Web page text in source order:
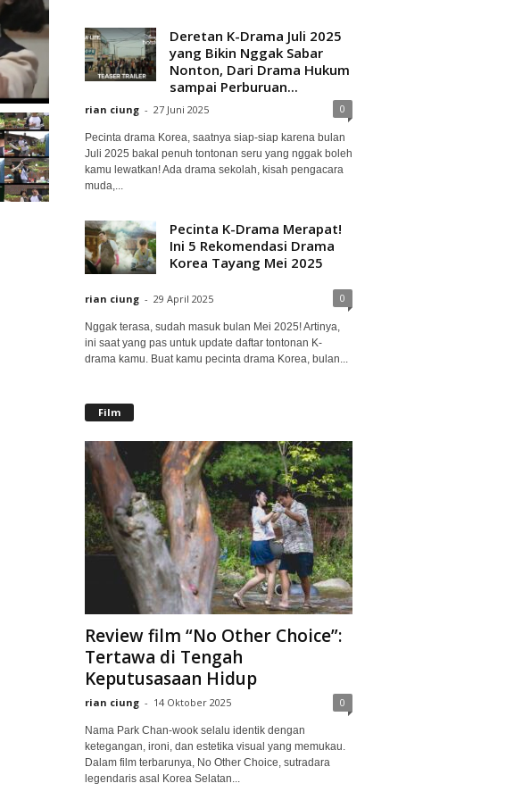
Deretan K-Drama Juli 2025
yang Bikin Nggak Sabar
Nonton, Dari Drama Hukum
sampai Perburuan...
rian ciung - 27 Juni 2025 0
Pecinta drama Korea, saatnya siap-siap karena bulan
Juli 2025 bakal penuh tontonan seru yang nggak boleh
kamu lewatkan! Ada drama sekolah, kisah pengacara
muda,...
Pecinta K-Drama Merapat!
Ini 5 Rekomendasi Drama
Korea Tayang Mei 2025
rian ciung - 29 April 2025 0
Nggak terasa, sudah masuk bulan Mei 2025! Artinya,
ini saat yang pas untuk update daftar tontonan K-
drama kamu. Buat kamu pecinta drama Korea, bulan...
Film
Review film “No Other Choice”:
Tertawa di Tengah
Keputusasaan Hidup
rian ciung - 14 Oktober 2025 0
Nama Park Chan-wook selalu identik dengan
ketegangan, ironi, dan estetika visual yang memukau.
Dalam film terbarunya, No Other Choice, sutradara
legendaris asal Korea Selatan...